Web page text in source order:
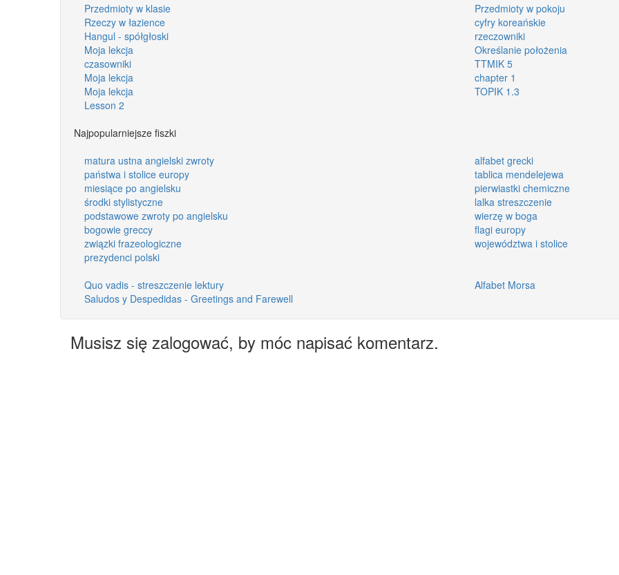
Przedmioty w klasie
Przedmioty w pokoju
Rzeczy w łazience
cyfry koreańskie
Hangul - spółgłoski
rzeczowniki
Moja lekcja
Określanie położenia
czasowniki
TTMIK 5
Moja lekcja
chapter 1
Moja lekcja
TOPIK 1.3
Lesson 2
Najpopularniejsze fiszki
matura ustna angielski zwroty
alfabet grecki
państwa i stolice europy
tablica mendelejewa
miesiące po angielsku
pierwiastki chemiczne
środki stylistyczne
lalka streszczenie
podstawowe zwroty po angielsku
wierzę w boga
bogowie greccy
flagi europy
związki frazeologiczne
województwa i stolice
prezydenci polski
Quo vadis - streszczenie lektury
Alfabet Morsa
Saludos y Despedidas - Greetings and Farewell
Musisz się zalogować, by móc napisać komentarz.